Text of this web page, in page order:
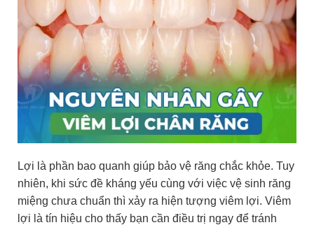
Lợi là phần bao quanh giúp bảo vệ răng chắc khỏe. Tuy
nhiên, khi sức đề kháng yếu cùng với việc vệ sinh răng
miệng chưa chuẩn thì xảy ra hiện tượng viêm lợi. Viêm
lợi là tín hiệu cho thấy bạn cần điều trị ngay để tránh